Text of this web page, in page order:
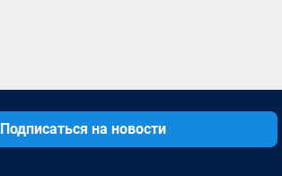
Подписаться на новости